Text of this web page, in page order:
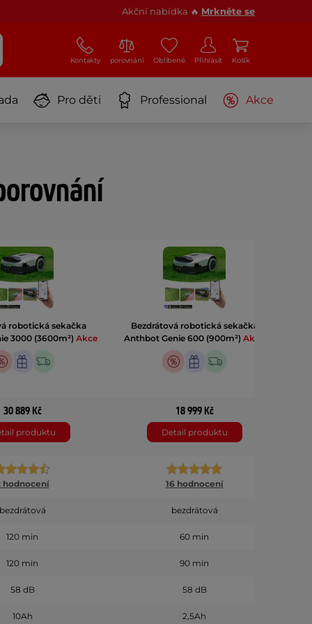
Akční nabídka 🔥 Mrkněte se
Kontakty porovnání Oblíbené Přihlásit Košík
Pro děti Professional Akce
robotická sekačka
3000 (3600m²) Akce
Bezdrátová robotická sekačka
Anthbot Genie 600 (900m²) Akce
30 889 Kč
produktu
18 999 Kč
Detail produktu
hodnocení 16 hodnocení
bezdrátová bezdrátová
120 min 60 min
120 min 90 min
58 dB 58 dB
10Ah 2,5Ah